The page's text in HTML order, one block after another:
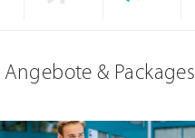
Angebote & Packages